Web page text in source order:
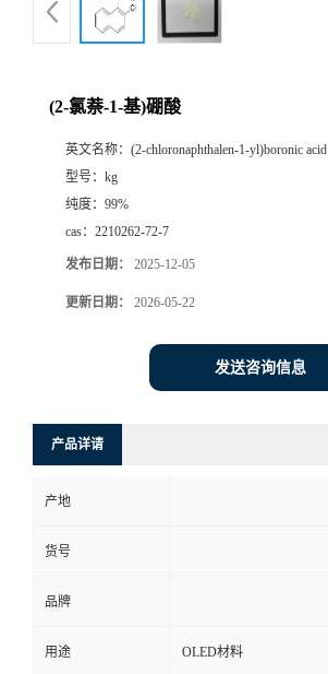
(2-氯萘-1-基)硼酸
英文名称： (2-chloronaphthalen-1-yl)boronic acid
型号： kg
纯度： 99%
cas： 2210262-72-7
发布日期： 2025-12-05
更新日期： 2026-05-22
发送咨询信息
产品详请
产地
货号
品牌
用途 OLED材料